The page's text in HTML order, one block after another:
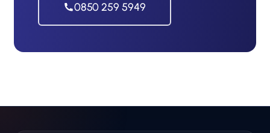
0850 259 5949